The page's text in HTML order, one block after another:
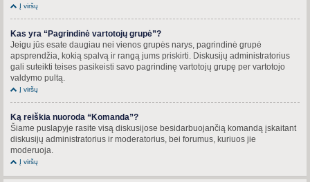
Į viršų
Kas yra “Pagrindinė vartotojų grupė”?
Jeigu jūs esate daugiau nei vienos grupės narys, pagrindinė grupė
apsprendžia, kokią spalvą ir rangą jums priskirti. Diskusijų administratorius
gali suteikti teises pasikeisti savo pagrindinę vartotojų grupę per vartotojo
valdymo pultą.
Į viršų
Ką reiškia nuoroda “Komanda”?
Šiame puslapyje rasite visą diskusijose besidarbuojančią komandą įskaitant
diskusijų administratorius ir moderatorius, bei forumus, kuriuos jie
moderuoja.
Į viršų